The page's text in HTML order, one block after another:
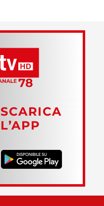
SCARICA
L’APP